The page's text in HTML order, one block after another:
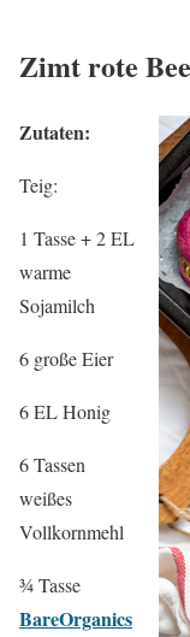
Zimt rote
Zutaten:
Teig:
1 Tasse + 2 EL
warme
Sojamilch
6 große Eier
6 EL Honig
6 Tassen
weißes
Vollkornmehl
¾ Tasse
BareOrganics